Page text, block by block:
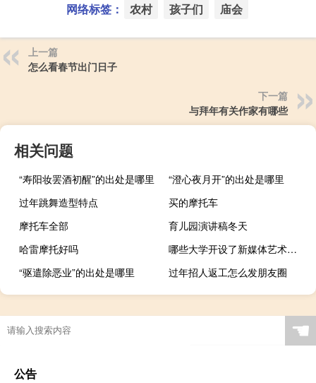
网络标签： 农村 孩子们 庙会
上一篇
怎么看春节出门日子
下一篇
与拜年有关作家有哪些
相关问题
“寿阳妆罢酒初醒”的出处是哪里
“澄心夜月开”的出处是哪里
过年跳舞造型特点
买的摩托车
摩托车全部
育儿园演讲稿冬天
哈雷摩托好吗
哪些大学开设了新媒体艺术专业
“驱遣除恶业”的出处是哪里
过年招人返工怎么发朋友圈
☚
公告